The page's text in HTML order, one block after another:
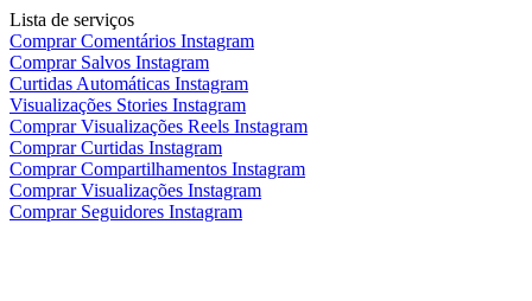
Lista de serviços
Comprar Comentários Instagram
Comprar Salvos Instagram
Curtidas Automáticas Instagram
Visualizações Stories Instagram
Comprar Visualizações Reels Instagram
Comprar Curtidas Instagram
Comprar Compartilhamentos Instagram
Comprar Visualizações Instagram
Comprar Seguidores Instagram